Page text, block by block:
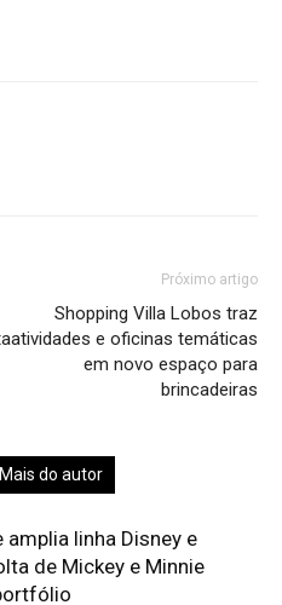
Próximo artigo
Shopping Villa Lobos traz
atividades e oficinas temáticas
em novo espaço para
brincadeiras
Mais do autor
amplia linha Disney e
de Mickey e Minnie